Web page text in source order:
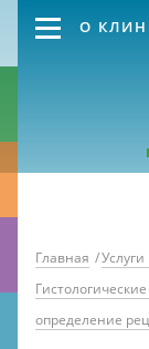
О
Главная /
определение